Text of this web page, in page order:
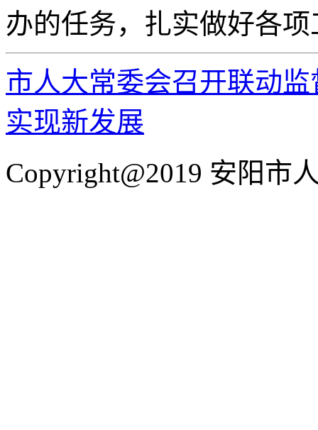
办的任务，扎实做好各
市人大常委会召开联动
实现新发展
Copyright@2019 安阳市